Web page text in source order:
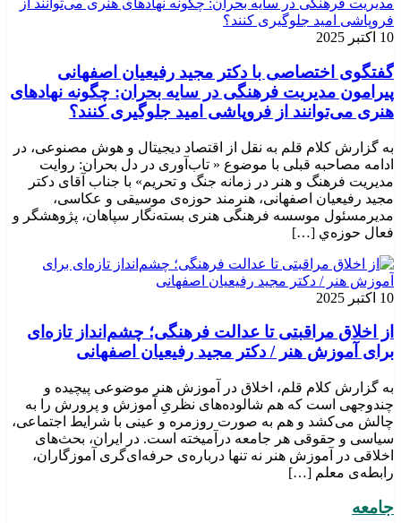
10 اکتبر 2025
گفتگوی اختصاصی با دکتر مجید رفیعیان اصفهانی
پیرامون مدیریت فرهنگی در سایه بحران: چگونه نهادهای
هنری می‌توانند از فروپاشی امید جلوگیری کنند؟
به گزارش کلام قلم به نقل از اقتصاد دیجیتال و هوش مصنوعی، در
ادامه مصاحبه قبلی با موضوع « تاب‌آوری در دل بحران: روایت
مدیریت فرهنگ و هنر در زمانه جنگ و تحریم» با جناب آقای دکتر
مجید رفیعیان اصفهانی، هنرمند حوزه‌ی موسیقی و عکاسی،
مدیرمسئول موسسه فرهنگی هنری بسته‌نگار سپاهان، پژوهشگر و
فعال حوزه‌ي‌ […]
10 اکتبر 2025
از اخلاق مراقبتی تا عدالت فرهنگی؛ چشم‌انداز تازه‌ای
برای آموزش هنر / دکتر مجید رفیعیان اصفهانی
به گزارش کلام قلم، اخلاق در آموزش هنر موضوعی پیچیده و
چندوجهی است که هم شالوده‌های نظریِ آموزش و پرورش را به
چالش می‌کشد و هم به صورت روزمره و عینی با شرایط اجتماعی،
سیاسی و حقوقی هر جامعه درآمیخته است‌. در ایران، بحث‌های
اخلاقی در آموزش هنر نه تنها درباره‌ی حرفه‌ای‌گری آموزگاران،
رابطه‌ی معلم […]
جامعه